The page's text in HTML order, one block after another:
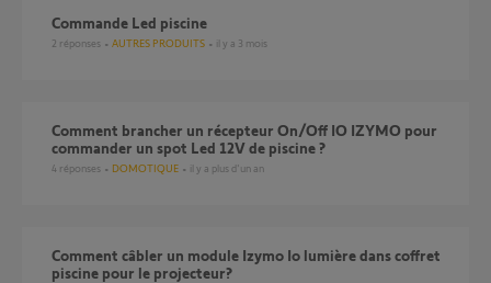
Commande Led piscine
2 réponses AUTRES PRODUITS il y a 3 mois
Comment brancher un récepteur On/Off IO IZYMO pour
commander un spot Led 12V de piscine ?
4 réponses DOMOTIQUE il y a plus d'un an
Comment câbler un module Izymo Io lumière dans coffret
piscine pour le projecteur?